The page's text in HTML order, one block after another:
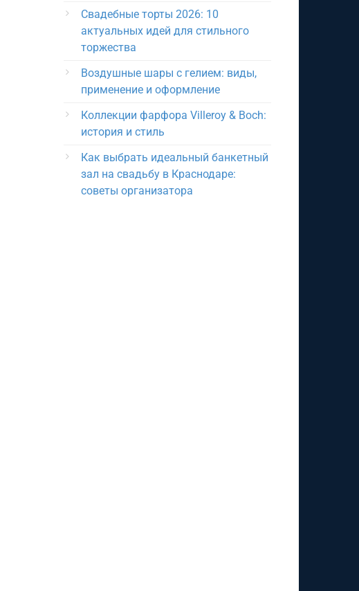
Свадебные торты 2026: 10
актуальных идей для стильного
торжества
Воздушные шары с гелием: виды,
применение и оформление
Коллекции фарфора Villeroy & Boch:
история и стиль
Как выбрать идеальный банкетный
зал на свадьбу в Краснодаре:
советы организатора